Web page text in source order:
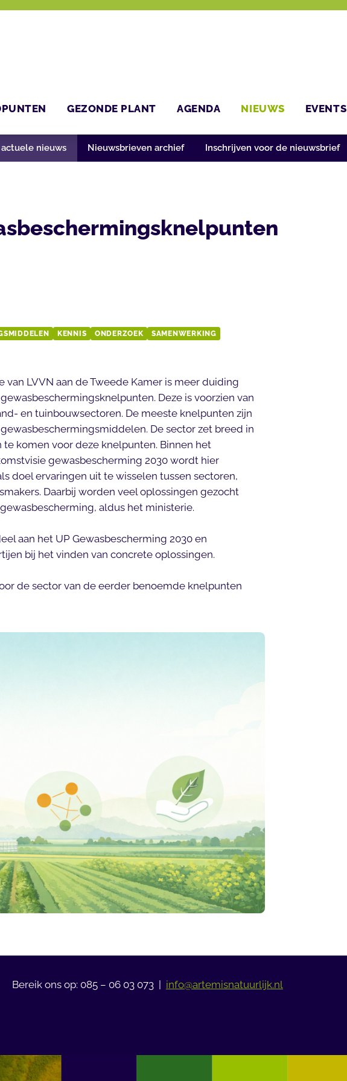
GEZONDE PLANT AGENDA NIEUWS EVENTS
nieuws Nieuwsbrieven archief Inschrijven voor de nieuwsbrief
KENNIS ONDERZOEK SAMENWERKING
LVVN aan de Tweede Kamer is meer duiding
Deze is voorzien van
en tuinbouwsectoren. De meeste knelpunten zijn
De sector zet breed in
komen voor deze knelpunten. Binnen het
gewasbescherming 2030 wordt hier
doel ervaringen uit te wisselen tussen sectoren,
Daarbij worden veel oplossingen gezocht
aldus het ministerie.
aan het UP Gewasbescherming 2030 en
bij het vinden van concrete oplossingen.
de sector van de eerder benoemde knelpunten
Bereik ons op: 085 – 06 03 073 | info@artemisnatuurlijk.nl